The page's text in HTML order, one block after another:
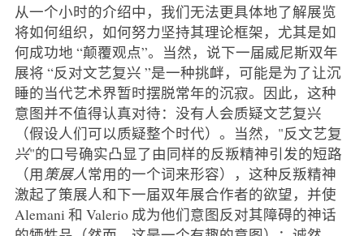
从一个小时的介绍中，我们无法更具体地了解展览
将如何组织，如何努力坚持其理论框架，尤其是如
何成功地 “颠覆观点”。当然，说下一届威尼斯双年
展将 “反对文艺复兴 ”是一种挑衅，可能是为了让沉
睡的当代艺术界暂时摆脱常年的沉寂。因此，这种
意图并不值得认真对待：没有人会质疑文艺复兴
（假设人们可以质疑整个时代）。当然，"反文艺复
兴"的口号确实凸显了由同样的反叛精神引发的短路
（用 策展人常用的一个词来形容），这种反叛精神
激起了策展人和下一届双年展合作者的欲望，并使
Alemani 和 Valerio 成为他们意图反对其障碍的神话